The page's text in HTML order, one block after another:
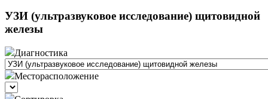
УЗИ (ультразвуковое исследование) щитовидной
железы
Диагностика
Месторасположение